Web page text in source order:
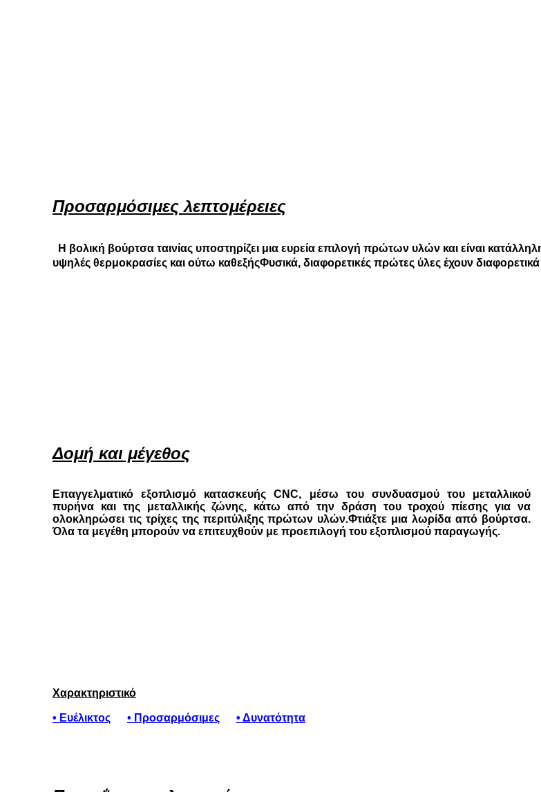
Προσαρμόσιμες λεπτομέρειες
Η βολική βούρτσα ταινίας υποστηρίζει μια ευρεία επιλογή πρώτων υλών και είναι
υψηλές θερμοκρασίες και ούτω καθεξήςΦυσικά, διαφορετικές πρώτες ύλες έχουν διαφορετικά
Δομή και μέγεθος
Επαγγελματικό εξοπλισμό κατασκευής CNC, μέσω του συνδυασμού του μεταλλικού
πυρήνα και της μεταλλικής ζώνης, κάτω από την δράση του τροχού πίεσης για να
ολοκληρώσει τις τρίχες της περιτύλιξης πρώτων υλών.Φτιάξτε μια λωρίδα από βούρτσα.
Όλα τα μεγέθη μπορούν να επιτευχθούν με προεπιλογή του εξοπλισμού παραγωγής.
Χαρακτηριστικό
• Ευέλικτος • Προσαρμόσιμες • Δυνατότητα